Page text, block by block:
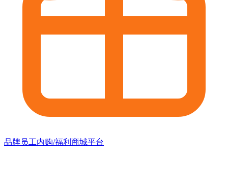
品牌员工内购/福利商城平台